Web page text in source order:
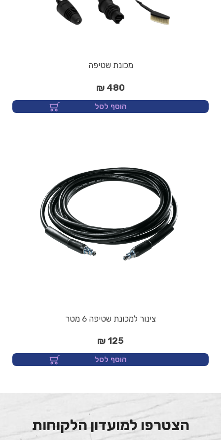
מכונת שטיפה
480 ₪
הוסף לסל
צינור למכונת שטיפה 6 מטר
125 ₪
הוסף לסל
הצטרפו למועדון הלקוחות